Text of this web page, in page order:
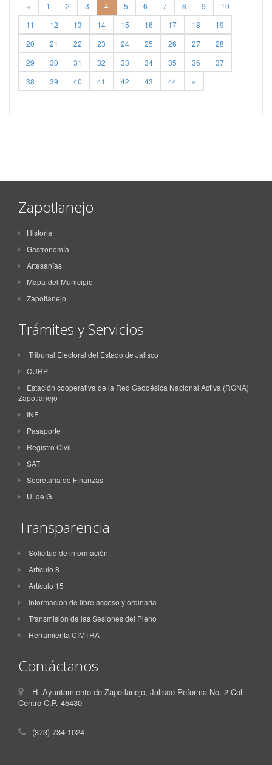
« 1 2 3 4 5 6 7 8 9
10
11
12 13 14 15 16 17 18
19
20
21 22 23 24 25 26 27
28
29
30 31 32 33 34 35 36
37
38
39 40 41 42 43 44 »
Zapotlanejo
Historia
Gastronomía
Artesanías
Mapa-del-Municipio
Zapotlanejo
Trámites y Servicios
Tribunal Electoral del Estado de Jalisco
CURP
Estación cooperativa de la Red Geodésica Nacional Activa (RGNA)
Zapotlanejo
INE
Pasaporte
Registro Civil
SAT
Secretaria de Finanzas
U. de G.
Transparencia
Solicitud de información
Artículo 8
Artículo 15
Información de libre acceso y ordinaria
Transmisión de las Sesiones del Pleno
Herramienta CIMTRA
Contáctanos
H. Ayuntamiento de Zapotlanejo, Jalisco Reforma No. 2 Col.
Centro C.P. 45430
(373) 734 1024